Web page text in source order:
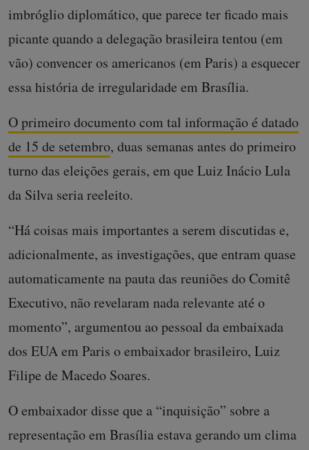
imbróglio diplomático, que parece ter ficado mais
picante quando a delegação brasileira tentou (em
vão) convencer os americanos (em Paris) a esquecer
essa história de irregularidade em Brasília.
O primeiro documento com tal informação é datado
de 15 de setembro, duas semanas antes do primeiro
turno das eleições gerais, em que Luiz Inácio Lula
da Silva seria reeleito.
“Há coisas mais importantes a serem discutidas e,
adicionalmente, as investigações, que entram quase
automaticamente na pauta das reuniões do Comitê
Executivo, não revelaram nada relevante até o
momento”, argumentou ao pessoal da embaixada
dos EUA em Paris o embaixador brasileiro, Luiz
Filipe de Macedo Soares.
O embaixador disse que a “inquisição” sobre a
representação em Brasília estava gerando um clima